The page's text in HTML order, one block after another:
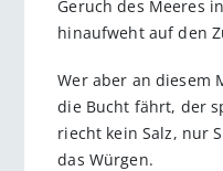
Geruch des Meeres
hinaufweht auf den
Wer aber an diesem
die Bucht fährt, der
riecht kein Salz, nur
das Würgen.